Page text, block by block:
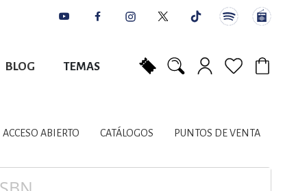
BLOG TEMAS
LITERARIOS
PLANIFICACIÓN
ACCESO ABIERTO CATÁLOGOS PUNTOS DE VENTA